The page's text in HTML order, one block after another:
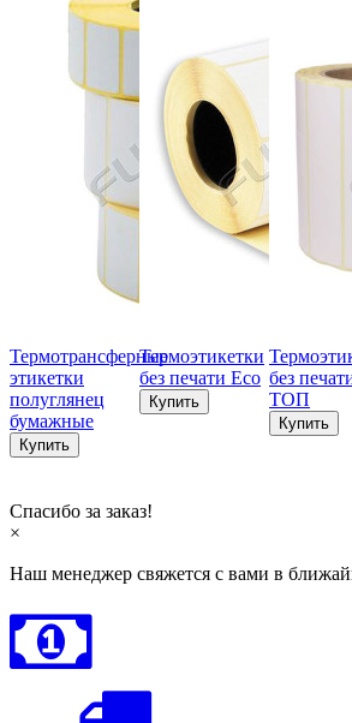
Термотрансферные
этикетки
полуглянец
бумажные
Термоэтикетки
без печати Eco без
ТОП
Спасибо за заказ!
×
Наш менеджер свяжется с вами в